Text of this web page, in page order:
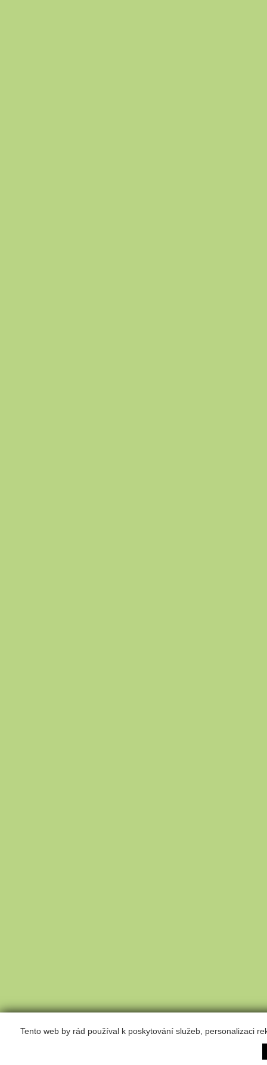
Tento web by rád používal k poskytování služeb, personalizaci